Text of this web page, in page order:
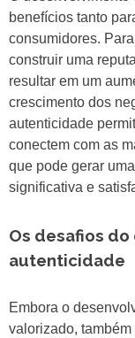
benefícios tanto
consumidores.
construir uma
resultar em um
crescimento dos
autenticidade
conectem com as
que pode gerar
significativa e
Os desafios
autenticidade
Embora o
valorizado,